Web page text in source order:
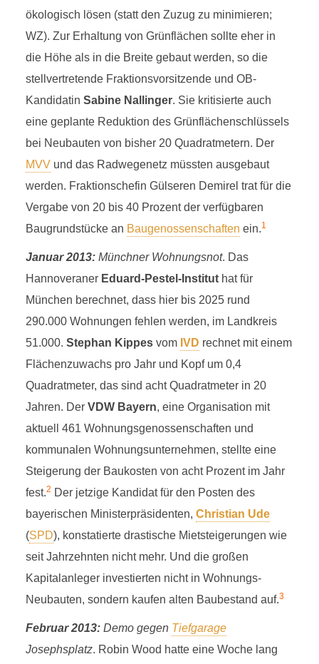
ökologisch lösen (statt den Zuzug zu minimieren;
WZ). Zur Erhaltung von Grünflächen sollte eher in
die Höhe als in die Breite gebaut werden, so die
stellvertretende Fraktionsvorsitzende und OB-
Kandidatin Sabine Nallinger. Sie kritisierte auch
eine geplante Reduktion des Grünflächenschlüssels
bei Neubauten von bisher 20 Quadratmetern. Der
MVVund das Radwegenetz müssten ausgebaut
werden. Fraktionschefin Gülseren Demirel trat für die
Vergabe von 20 bis 40 Prozent der verfügbaren
Baugrundstücke an Baugenossenschaften ein.1
Januar 2013:Münchner Wohnungsnot. Das
Hannoveraner Eduard-Pestel-Institut hat für
München berechnet, dass hier bis 2025 rund
290.000 Wohnungen fehlen werden, im Landkreis
51.000. Stephan Kippesvom IVD rechnet mit einem
Flächenzuwachs pro Jahr und Kopf um 0,4
Quadratmeter, das sind acht Quadratmeter in 20
Jahren. Der VDW Bayern, eine Organisation mit
aktuell 461 Wohnungsgenossenschaften und
kommunalen Wohnungsunternehmen, stellte eine
Steigerung der Baukosten von acht Prozent im Jahr
fest.2 Der jetzige Kandidat für den Posten des
bayerischen Ministerpräsidenten, Christian Ude
(SPD), konstatierte drastische Mietsteigerungen wie
seit Jahrzehnten nicht mehr. Und die großen
Kapitalanleger investierten nicht in Wohnungs-
Neubauten, sondern kaufen alten Baubestand auf.3
Februar 2013:Demo gegen Tiefgarage
Josephsplatz. Robin Wood hatte eine Woche lang